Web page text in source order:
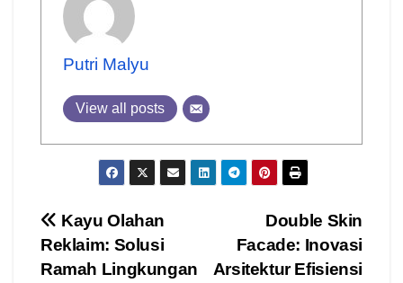
Putri Malyu
View all posts
Post
navigation
Double Skin
Facade: Inovasi
Arsitektur Efisiensi
Kayu Olahan
Reklaim: Solusi
Ramah Lingkungan